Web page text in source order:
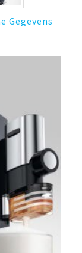
Gegevens